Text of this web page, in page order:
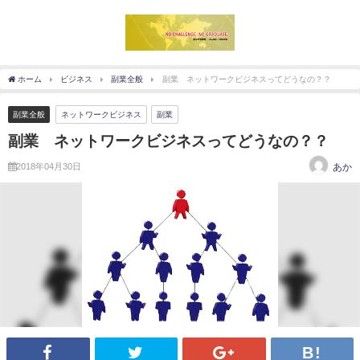
ホーム ビジネス 副業全般 副業 ネットワークビジネスってどうなの？？
副業全般 ネットワークビジネス 副業
副業 ネットワークビジネスってどうなの？？
2018年04月30日 あか